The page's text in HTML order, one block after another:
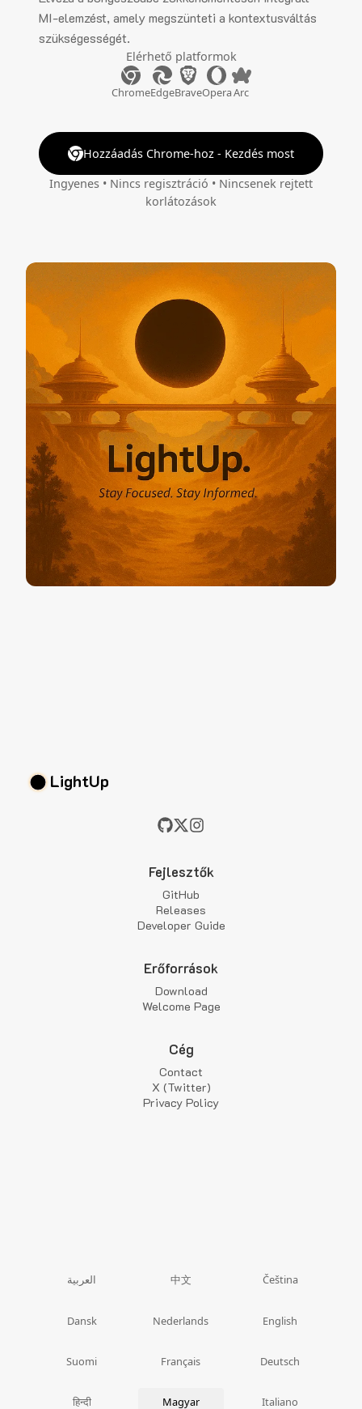
MI-elemzést, amely megszünteti a kontextusváltás
szükségességét.
Elérhető platformok
ChromeEdgeBraveOperaArc
Hozzáadás Chrome-hoz - Kezdés most
Ingyenes • Nincs regisztráció • Nincsenek rejtett
korlátozások
LightUp
Fejlesztők
GitHub
Releases
Developer Guide
Erőforrások
Download
Welcome Page
Cég
Contact
X (Twitter)
Privacy Policy
العربية 中文 Čeština
Dansk Nederlands English
Suomi Français Deutsch
हिन्दी Magyar Italiano